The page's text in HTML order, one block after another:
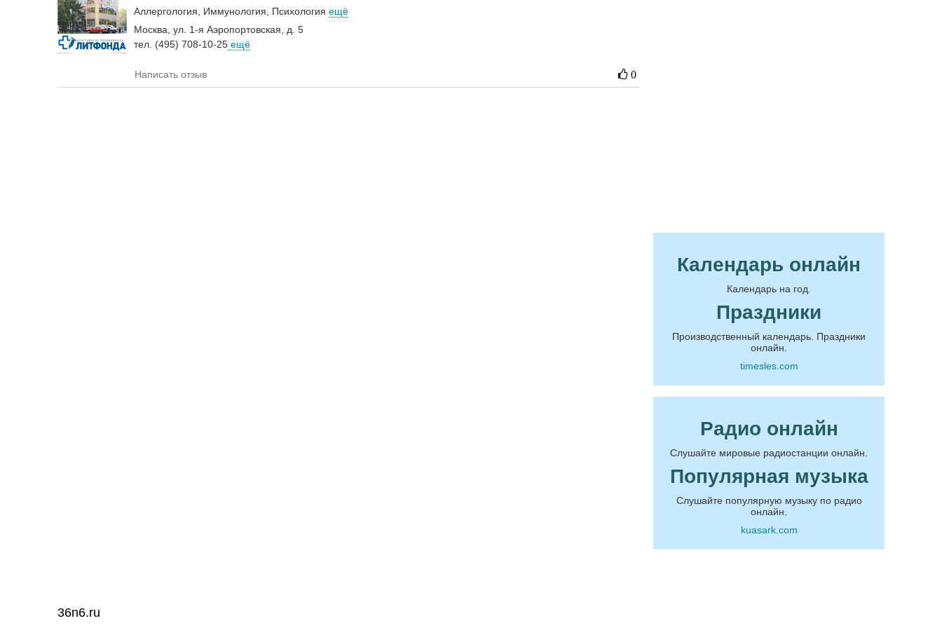
Аллергология Иммунология Психология ещё
Москва, ул. 1-я Аэропортовская, д. 5
тел. (495) 708-10-25 ещё
Написать отзыв 0
Календарь онлайн
Календарь на год.
Праздники
Производственный календарь. Праздники
онлайн.
timesles.com
Радио онлайн
Слушайте мировые радиостанции онлайн.
Популярная музыка
Слушайте популярную музыку по радио
онлайн.
kuasark.com
36n6.ru